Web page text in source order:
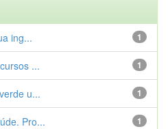
1
ing...
1
...
1
u...
1
Pro...